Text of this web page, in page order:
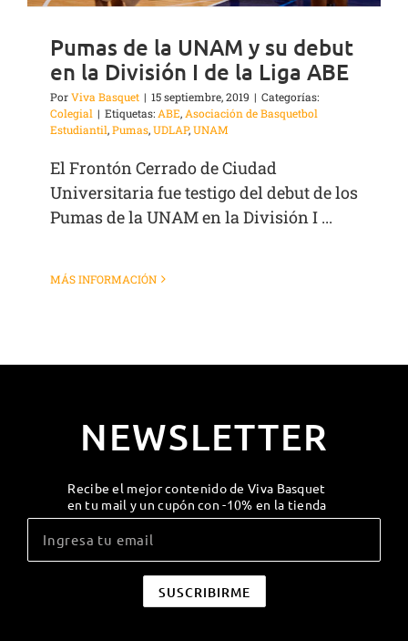
Pumas de la UNAM y su debut
en la División I de la Liga ABE
PorViva Basquet | 15 septiembre, 2019 | Categorías:
Colegial | Etiquetas: ABE, Asociación de Basquetbol
Estudiantil,Pumas,UDLAP,UNAM
El Frontón Cerrado de Ciudad
Universitaria fue testigo del debut de los
Pumas de la UNAM en la División I ...
MÁS INFORMACIÓN
NEWSLETTER
Recibe el mejor contenido de Viva Basquet
en tu mail y un cupón con -10% en la tienda